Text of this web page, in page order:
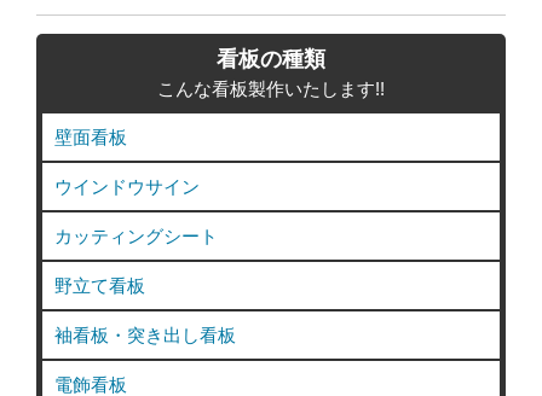
テ
看板の種類
こんな看板製作いたします!!
壁面看板
ウインドウサイン
カッティングシート
野立て看板
袖看板・突き出し看板
電飾看板